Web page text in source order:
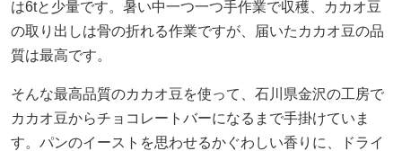
は6tと少量です。暑い中一つ一つ手作業で収穫、カカオ豆
の取り出しは骨の折れる作業ですが、届いたカカオ豆の品
質は最高です。
そんな最高品質のカカオ豆を使って、石川県金沢の工房で
カカオ豆からチョコレートバーになるまで手掛けていま
す。パンのイーストを思わせるかぐわしい香りに、ドライ